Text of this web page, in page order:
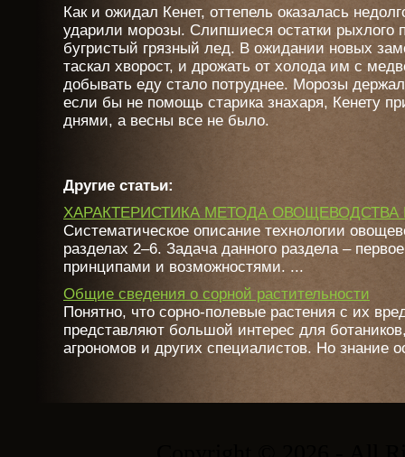
Как и ожидал Кенет, оттепель оказалась
ударили морозы. Слипшиеся остатки рыхлого
бугристый грязный лед. В ожидании новых
таскал хворост, и дрожать от холода им с
добывать еду стало потруднее. Морозы
если бы не помощь старика знахаря, Кенету
днями, а весны все не было.
Другие статьи:
ХАРАКТЕРИСТИКА МЕТОДА ОВОЩЕВОДСТВА
Систематическое описание технологии
разделах 2–6. Задача данного раздела –
принципами и возможностями. ...
Общие сведения о сорной растительности
Понятно, что сорно-полевые растения с их
представляют большой интерес для
агрономов и других специалистов. Но знание